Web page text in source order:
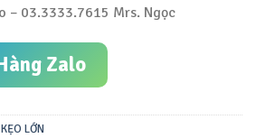
– 03.3333.7615 Mrs. Ngọc
Zalo
LỚN